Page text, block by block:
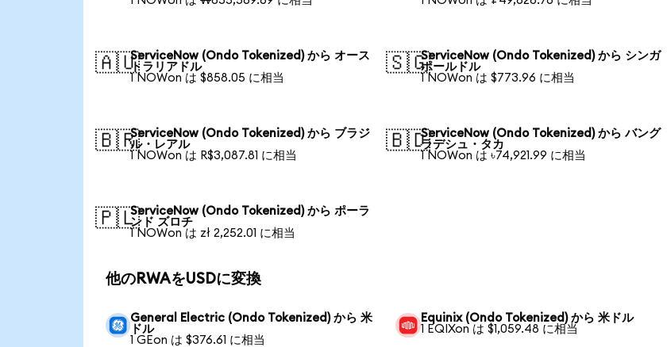
🇦🇺ServiceNow (Ondo Tokenized) から オース
トラリアドル
1 NOWon は $858.05 に相当
🇸🇬ServiceNow (Ondo Tokenized) から シンガ
ポールドル
1 NOWon は $773.96 に相当
🇧🇷ServiceNow (Ondo Tokenized) から ブラジ
ル・レアル
1 NOWon は R$3,087.81 に相当
🇧🇩ServiceNow (Ondo Tokenized) から バング
ラデシュ・タカ
1 NOWon は ৳74,921.99 に相当
🇵🇱ServiceNow (Ondo Tokenized) から ポーラ
ンド ズロチ
1 NOWon は zł 2,252.01 に相当
他のRWAをUSDに変換
General Electric (Ondo Tokenized) から 米
ドル
1 GEon は $376.61 に相当
Equinix (Ondo Tokenized) から 米ドル
1 EQIXon は $1,059.48 に相当